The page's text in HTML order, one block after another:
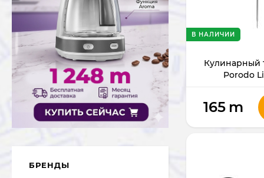
Кулинарный
Porodo
В НАЛИЧИИ
165 m
БРЕНДЫ